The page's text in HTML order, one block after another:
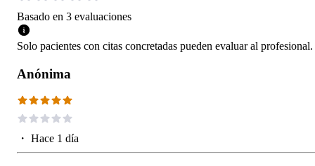
Basado en 3 evaluaciones
Solo pacientes con citas concretadas pueden evaluar al profesional.
Anónima
・ Hace 1 día